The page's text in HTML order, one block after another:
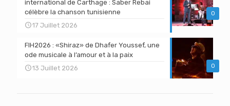
0
international de Carthage : Saber Rebai
célèbre la chanson tunisienne
17 Juillet 2026
0
FIH2026 : «Shiraz» de Dhafer Youssef, une
ode musicale à l’amour et à la paix
13 Juillet 2026